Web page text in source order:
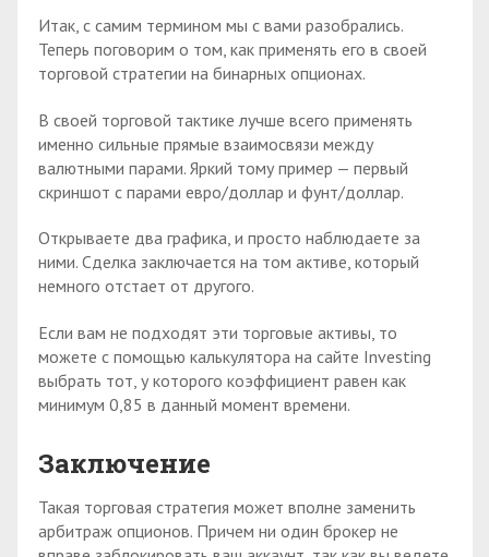
Итак, с самим термином мы с вами разобрались.
Теперь поговорим о том, как применять его в своей
торговой стратегии на бинарных опционах.
В своей торговой тактике лучше всего применять
именно сильные прямые взаимосвязи между
валютными парами. Яркий тому пример — первый
скриншот с парами евро/доллар и фунт/доллар.
Открываете два графика, и просто наблюдаете за
ними. Сделка заключается на том активе, который
немного отстает от другого.
Если вам не подходят эти торговые активы, то
можете с помощью калькулятора на сайте Investing
выбрать тот, у которого коэффициент равен как
минимум 0,85 в данный момент времени.
Заключение
Такая торговая стратегия может вполне заменить
арбитраж опционов. Причем ни один брокер не